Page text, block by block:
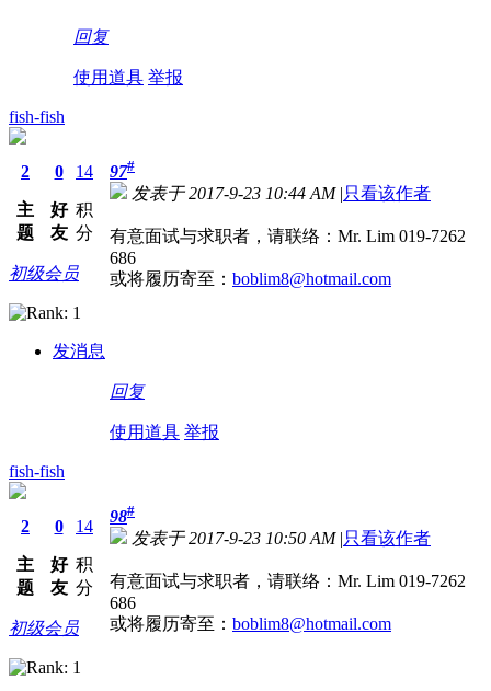
回复
使用道具 举报
fish-fish
2
主
题
0
好
友
14
积
分
初级会员
发消息
97#
发表于 2017-9-23 10:44 AM |只看该作者
有意面试与求职者，请联络：Mr. Lim 019-7262
686
或将履历寄至： boblim8@hotmail.com
回复
使用道具 举报
fish-fish
2
主
题
0
好
友
14
积
分
初级会员
98#
发表于 2017-9-23 10:50 AM |只看该作者
有意面试与求职者，请联络：Mr. Lim 019-7262
686
或将履历寄至： boblim8@hotmail.com